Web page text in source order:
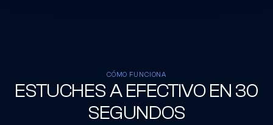
CÓMO FUNCIONA
ESTUCHES A EFECTIVO EN 30
SEGUNDOS